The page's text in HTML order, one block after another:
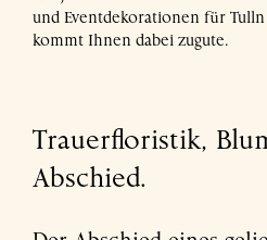
und Eventdekorationen für
kommt Ihnen dabei zugute.
Trauerfloristik,
Abschied.